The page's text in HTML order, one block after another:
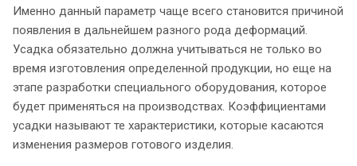
Именно данный параметр чаще всего становится причиной
появления в дальнейшем разного рода деформаций.
Усадка обязательно должна учитываться не только во
время изготовления определенной продукции, но еще на
этапе разработки специального оборудования, которое
будет применяться на производствах. Коэффициентами
усадки называют те характеристики, которые касаются
изменения размеров готового изделия.